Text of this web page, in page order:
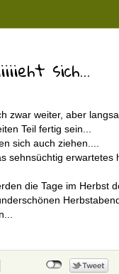
sich...
zwar weiter, aber
Teil fertig sein...
sich auch ziehen....
sehnsüchtig erwartetes
die Tage im Herbst